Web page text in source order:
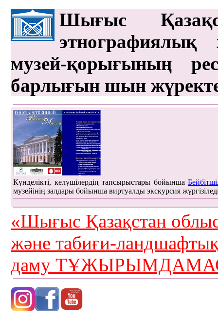
Шығыс
этнографиялық
музей-қорығының
барлығын шын
Күнделікті, келушілердің тапсырыстары бойынша
музейінің залдары бойынша виртуалды экскурсия
«Шығыс Қазақстан
және табиғи-
даму